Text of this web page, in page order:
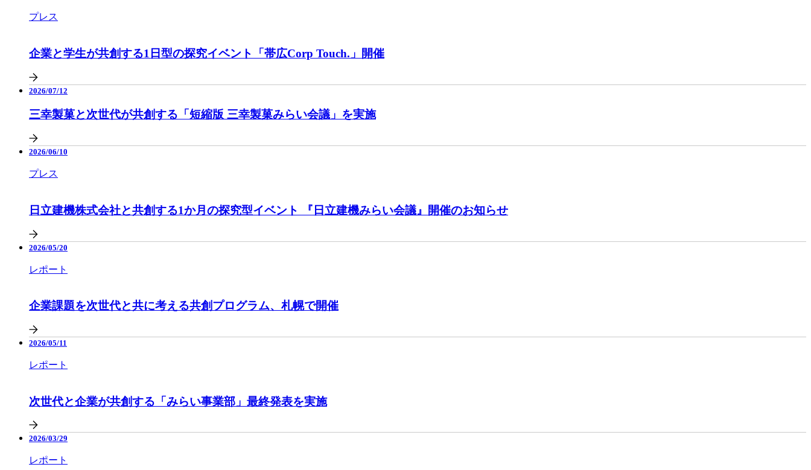
プレス
企業と学生が共創する1日型の探究イベント「帯広Corp Touch.」開催
2026/07/12
三幸製菓と次世代が共創する「短縮版 三幸製菓みらい会議」を実施
2026/06/10
プレス
日立建機株式会社と共創する1か月の探究型イベント 『日立建機みらい会議』開催のお知らせ
2026/05/20
レポート
企業課題を次世代と共に考える共創プログラム、札幌で開催
2026/05/11
レポート
次世代と企業が共創する「みらい事業部」最終発表を実施
2026/03/29
レポート